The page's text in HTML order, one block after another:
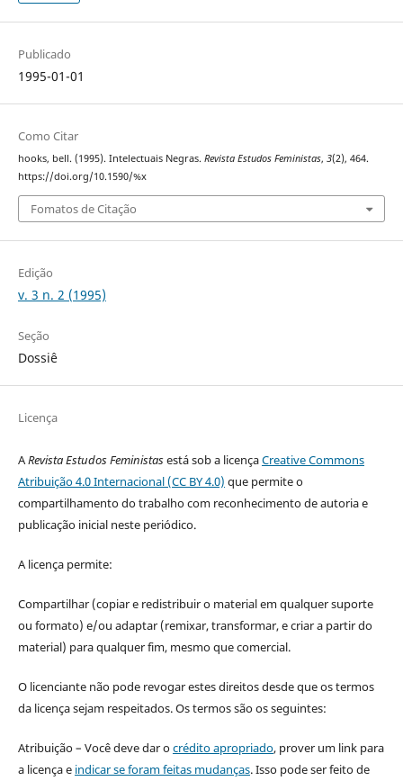
Publicado
1995-01-01
Como Citar
hooks, bell. (1995). Intelectuais Negras. Revista Estudos Feministas, 3(2), 464.
https://doi.org/10.1590/%x
Fomatos de Citação
Edição
v. 3 n. 2 (1995)
Seção
Dossiê
Licença
ARevista Estudos Feministasestá sob a licençaCreative Commons
Atribuição 4.0 Internacional (CC BY 4.0) que permite o
compartilhamento do trabalho com reconhecimento de autoria e
publicação inicial neste periódico.
A licença permite:
Compartilhar (copiar e redistribuir o material em qualquer suporte
ou formato) e/ou adaptar (remixar, transformar, e criar a partir do
material) para qualquer fim, mesmo que comercial.
O licenciante não pode revogar estes direitos desde que os termos
da licença sejam respeitados. Os termos são os seguintes:
Atribuição – Você deve dar ocrédito apropriado, prover um link para
a licença e indicar se foram feitas mudanças. Isso pode ser feito de